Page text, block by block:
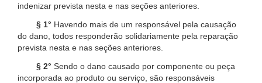
indenizar prevista nesta e nas seções anteriores.
§ 1° Havendo mais de um responsável pela causação
do dano, todos responderão solidariamente pela reparação
prevista nesta e nas seções anteriores.
§ 2° Sendo o dano causado por componente ou peça
incorporada ao produto ou serviço, são responsáveis